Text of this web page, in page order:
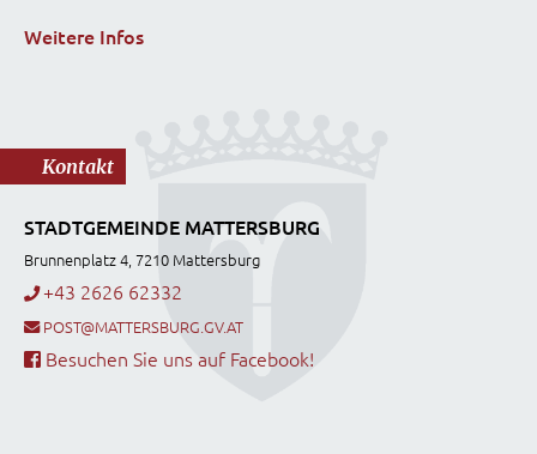
Weitere Infos
Kontakt
STADTGEMEINDE MATTERSBURG
Brunnenplatz 4, 7210 Mattersburg
+43 2626 62332
POST@MATTERSBURG.GV.AT
Besuchen Sie uns auf Facebook!